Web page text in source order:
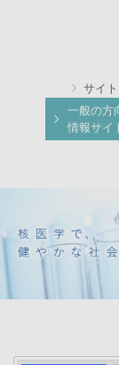
サイ
一般の方
情報サイ